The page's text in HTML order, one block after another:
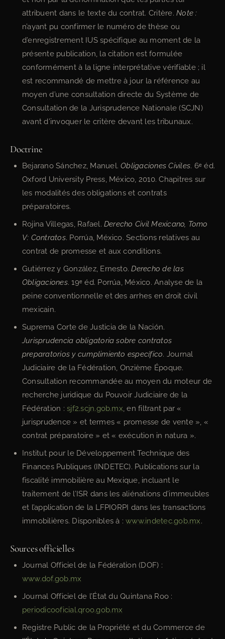
attribuent dans le texte du contrat. Critère.Note :
n’ayant pu confirmer le numéro de thèse ou
d’enregistrement IUS spécifique au moment de la
présente publication, la citation est formulée
conformément à la ligne interprétative vérifiable ; il
est recommandé de mettre à jour la référence au
moyen d’une consultation directe du Système de
Consultation de la Jurisprudence Nationale (SCJN)
avant d’invoquer le critère devant les tribunaux.
Doctrine
Bejarano Sánchez, Manuel.Obligaciones Civiles. 6ᵉ éd.
Oxford University Press, México, 2010. Chapitres sur
les modalités des obligations et contrats
préparatoires.
Rojina Villegas, Rafael. Derecho Civil Mexicano, Tomo
V: Contratos. Porrúa, México. Sections relatives au
contrat de promesse et aux conditions.
Gutiérrez y González, Ernesto.Derecho de las
Obligaciones. 19ᵉ éd. Porrúa, México. Analyse de la
peine conventionnelle et des arrhes en droit civil
mexicain.
Suprema Corte de Justicia de la Nación.
Jurisprudencia obligatoria sobre contratos
preparatorios y cumplimiento específico. Journal
Judiciaire de la Fédération, Onzième Époque.
Consultation recommandée au moyen du moteur de
recherche juridique du Pouvoir Judiciaire de la
Fédération :sjf2.scjn.gob.mx , en filtrant par «
jurisprudence » et termes « promesse de vente », «
contrat préparatoire » et « exécution in natura ».
Institut pour le Développement Technique des
Finances Publiques (INDETEC). Publications sur la
fiscalité immobilière au Mexique, incluant le
traitement de l’ISR dans les aliénations d’immeubles
et l’application de la LFPIORPI dans les transactions
immobilières. Disponibles à :www.indetec.gob.mx.
Sources officielles
Journal Officiel de la Fédération (DOF) :
www.dof.gob.mx
Journal Officiel de l’État du Quintana Roo :
periodicooficial.qroo.gob.mx
Registre Public de la Propriété et du Commerce de